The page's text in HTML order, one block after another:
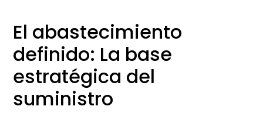
El abastecimiento
definido: La base
estratégica del
suministro